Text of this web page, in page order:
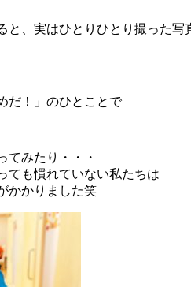
と、実はひとりひとり撮った写
だ！」のひとことで
てみたり・・・
ても慣れていない私たちは
かかりました笑